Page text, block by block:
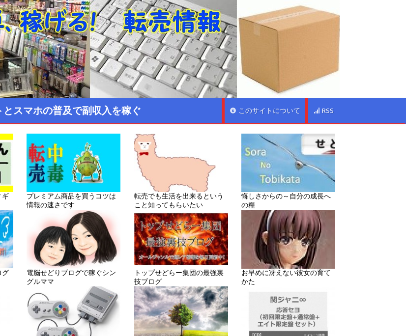
スマホの普及で副収入を稼ぐ このサイトについて RSS
ギ
プレミアム商品を買うコツは
情報の速さです
転売でも生活を出来るという
こと知ってもらいたい
悔しさからの～自分の成長へ
の糧
グ
電脳せどりブログで稼ぐシン
グルママ
トップせどらー集団の最強裏
技ブログ
お早めに冴えない彼女の育て
かた